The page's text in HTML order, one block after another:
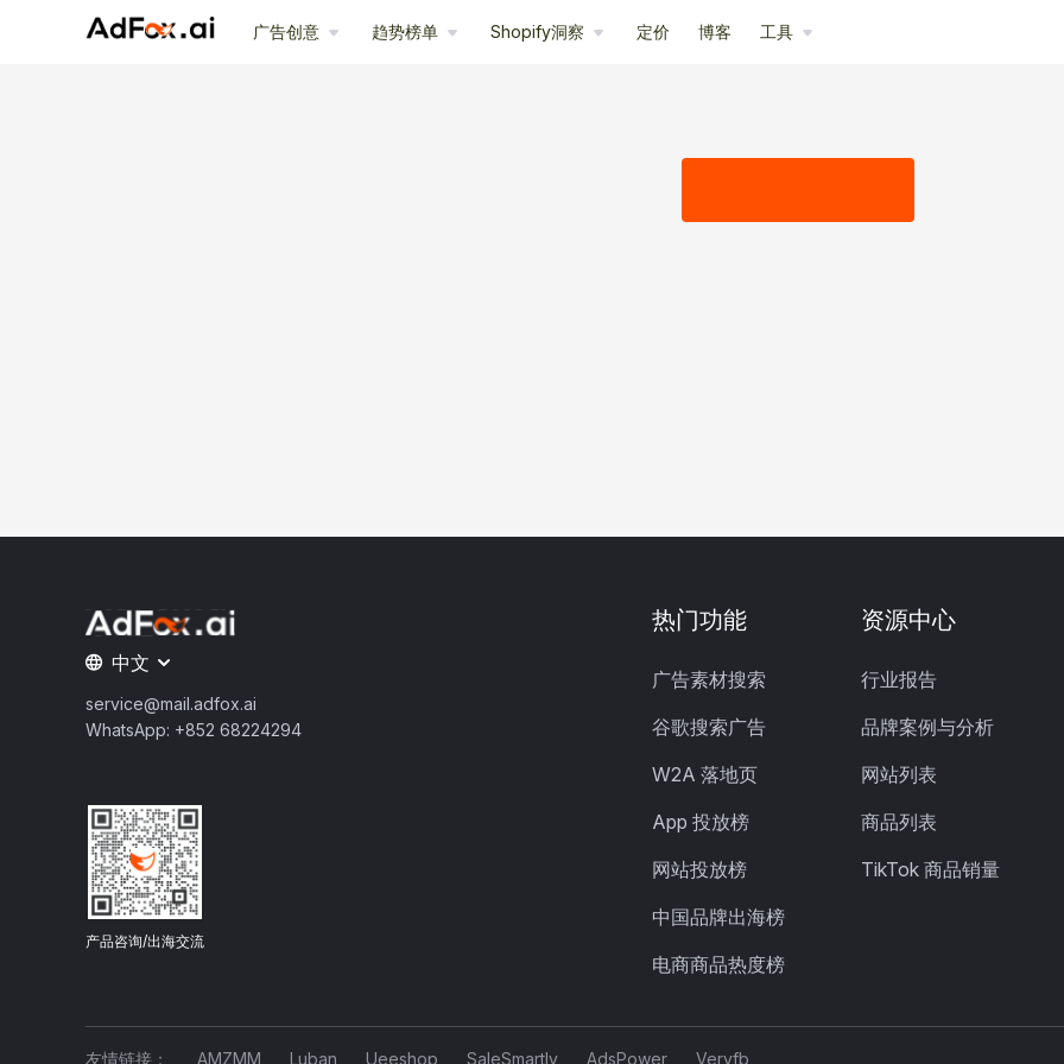
广告创意 趋势榜单 Shopify洞察 定价 博客 工具
中文
service@mail.adfox.ai
WhatsApp: +852 68224294
产品咨询/出海交流
热门功能
广告素材搜索
谷歌搜索广告
W2A 落地页
App 投放榜
网站投放榜
中国品牌出海榜
电商商品热度榜
资源中心
行业报告
品牌案例与分析
网站列表
商品列表
TikTok 商品销量
友情链接： AMZMM Luban Ueeshop SaleSmartly AdsPower Veryfb